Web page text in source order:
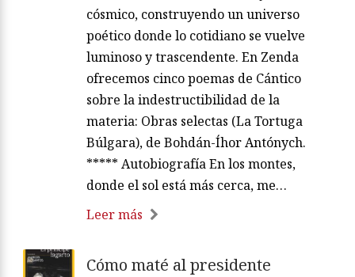
cósmico, construyendo un universo
poético donde lo cotidiano se vuelve
luminoso y trascendente. En Zenda
ofrecemos cinco poemas de Cántico
sobre la indestructibilidad de la
materia: Obras selectas (La Tortuga
Búlgara), de Bohdán-Íhor Antónych.
***** Autobiografía En los montes,
donde el sol está más cerca, me…
Leer más
Cómo maté al presidente